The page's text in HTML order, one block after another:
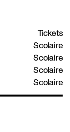
Tickets
Scolaire
Scolaire
Scolaire
Scolaire